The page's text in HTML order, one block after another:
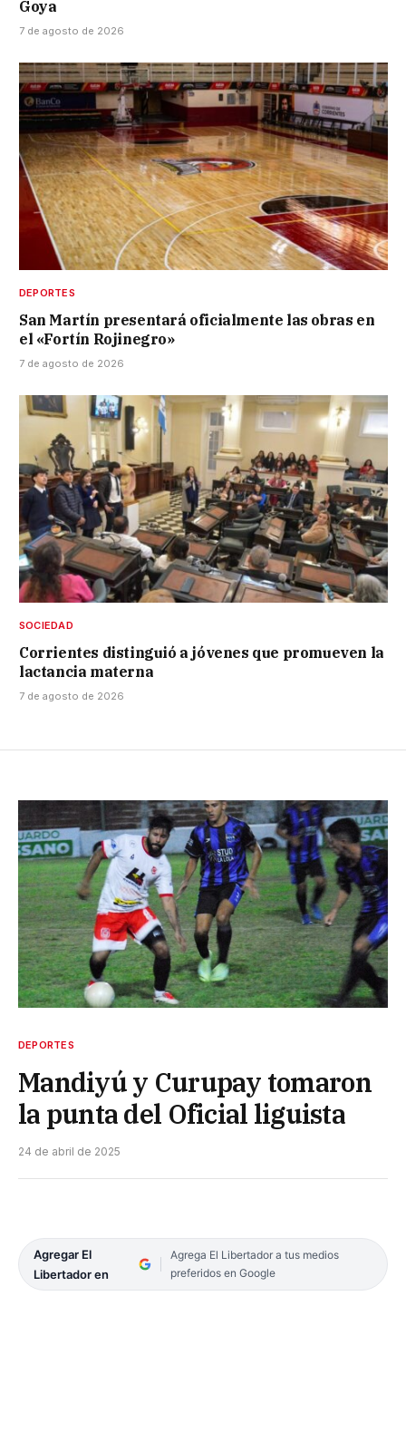
Goya
7 de agosto de 2026
DEPORTES
San Martín presentará oficialmente las obras en
el «Fortín Rojinegro»
7 de agosto de 2026
SOCIEDAD
Corrientes distinguió a jóvenes que promueven la
lactancia materna
7 de agosto de 2026
DEPORTES
Mandiyú y Curupay tomaron
la punta del Oficial liguista
24 de abril de 2025
Agregar El
Libertador en
Agrega El Libertador a tus medios
preferidos en Google